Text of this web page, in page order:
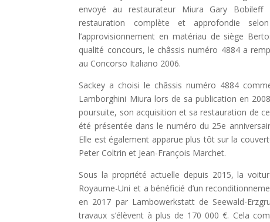
envoyé au restaurateur Miura Gary
restauration complète et approfondie
l’approvisionnement en matériau de siège
qualité concours, le châssis numéro 4884 a
au Concorso Italiano 2006.
Sackey a choisi le châssis numéro 4884
Lamborghini Miura lors de sa publication en
poursuite, son acquisition et sa restauration de
été présentée dans le numéro du 25e
Elle est également apparue plus tôt sur la
Peter Coltrin et Jean-François Marchet.
Sous la propriété actuelle depuis 2015, la
Royaume-Uni et a bénéficié d’un
en 2017 par Lambowerkstatt de Seewald-
travaux s’élèvent à plus de 170 000 €. Cela